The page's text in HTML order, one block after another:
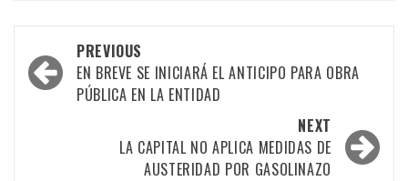
Post
navigation
PREVIOUS
EN BREVE SE INICIARÁ EL ANTICIPO PARA OBRA
PÚBLICA EN LA ENTIDAD
NEXT
LA CAPITAL NO APLICA MEDIDAS DE
AUSTERIDAD POR GASOLINAZO